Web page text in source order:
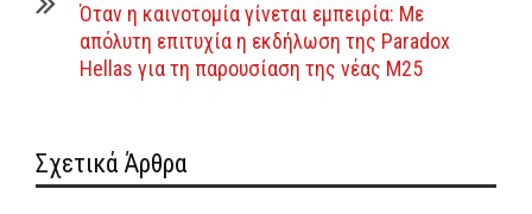
Όταν η καινοτομία γίνεται εμπειρία: Με
απόλυτη επιτυχία η εκδήλωση της Paradox
Hellas για τη παρουσίαση της νέας M25
Σχετικά Άρθρα